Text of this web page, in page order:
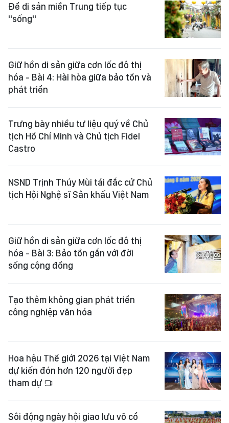
Để di sản miền Trung tiếp tục
"sống"
Giữ hồn di sản giữa cơn lốc đô thị
hóa - Bài 4: Hài hòa giữa bảo tồn và
phát triển
Trưng bày nhiều tư liệu quý về Chủ
tịch Hồ Chí Minh và Chủ tịch Fidel
Castro
NSND Trịnh Thúy Mùi tái đắc cử Chủ
tịch Hội Nghệ sĩ Sân khấu Việt Nam
Giữ hồn di sản giữa cơn lốc đô thị
hóa - Bài 3: Bảo tồn gắn với đời
sống cộng đồng
Tạo thêm không gian phát triển
công nghiệp văn hóa
Hoa hậu Thế giới 2026 tại Việt Nam
dự kiến đón hơn 120 người đẹp
tham dự
Sôi động ngày hội giao lưu võ cổ